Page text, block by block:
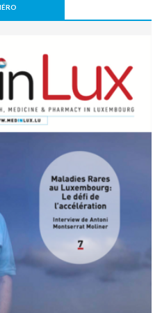
(EEDS).
à long terme le
l’os, mais pas
intervertébral
riche réduit la cognition
mais souvent réversibles
pour soutenir les
en radiologie : le workflow